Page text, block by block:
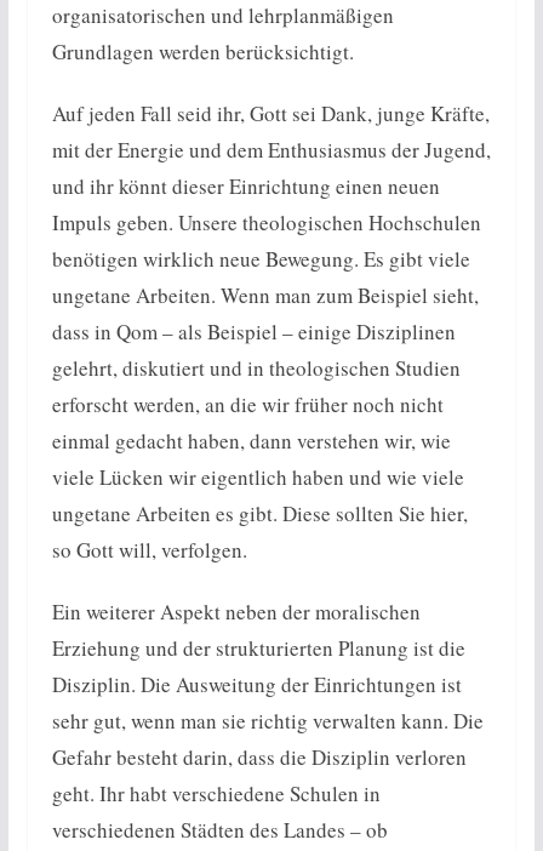
organisatorischen und lehrplanmäßigen
Grundlagen werden berücksichtigt.
Auf jeden Fall seid ihr, Gott sei Dank, junge Kräfte,
mit der Energie und dem Enthusiasmus der Jugend,
und ihr könnt dieser Einrichtung einen neuen
Impuls geben. Unsere theologischen Hochschulen
benötigen wirklich neue Bewegung. Es gibt viele
ungetane Arbeiten. Wenn man zum Beispiel sieht,
dass in Qom – als Beispiel – einige Disziplinen
gelehrt, diskutiert und in theologischen Studien
erforscht werden, an die wir früher noch nicht
einmal gedacht haben, dann verstehen wir, wie
viele Lücken wir eigentlich haben und wie viele
ungetane Arbeiten es gibt. Diese sollten Sie hier,
so Gott will, verfolgen.
Ein weiterer Aspekt neben der moralischen
Erziehung und der strukturierten Planung ist die
Disziplin. Die Ausweitung der Einrichtungen ist
sehr gut, wenn man sie richtig verwalten kann. Die
Gefahr besteht darin, dass die Disziplin verloren
geht. Ihr habt verschiedene Schulen in
verschiedenen Städten des Landes – ob